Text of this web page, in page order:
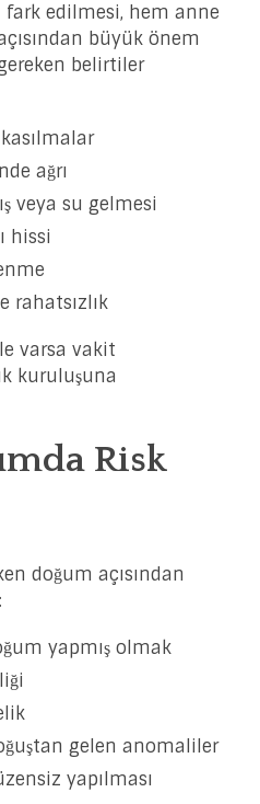
fark edilmesi, hem anne
büyük önem
belirtiler
ağrı
veya su gelmesi
hissi
rahatsızlık
varsa vakit
kuruluşuna
Risk
doğum açısından
yapmış olmak
gelen anomaliler
yapılması